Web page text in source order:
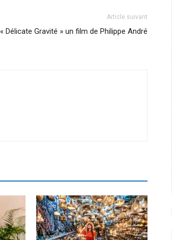
Article suivant
« Délicate Gravité » un film de Philippe André